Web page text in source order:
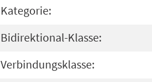
Kategorie:
Bidirektional-Klasse:
Verbindungsklasse: